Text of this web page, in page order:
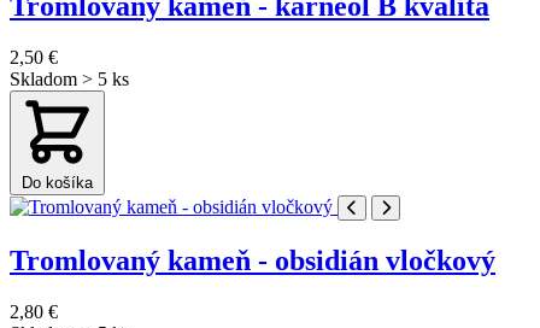
2,50 €
Skladom > 5 ks
Do košíka
Tromlovaný kameň - obsidián vločkový
2,80 €